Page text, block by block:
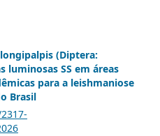
(Diptera:
luminosas SS em áreas
para a leishmaniose
Brasil